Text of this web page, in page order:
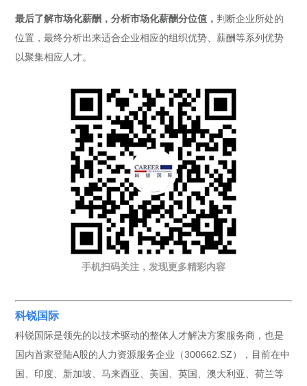
最后了解市场化薪酬，分析市场化薪酬分位值， 判断企业所处的
位置，最终分析出来适合企业相应的组织优势、薪酬等系列优势
以聚集相应人才。
手机扫码关注，发现更多精彩内容
科锐国际
科锐国际是领先的以技术驱动的整体人才解决方案服务商，也是
国内首家登陆A股的人力资源服务企业（300662.SZ），目前在中
国、印度、新加坡、马来西亚、美国、英国、澳大利亚、荷兰等